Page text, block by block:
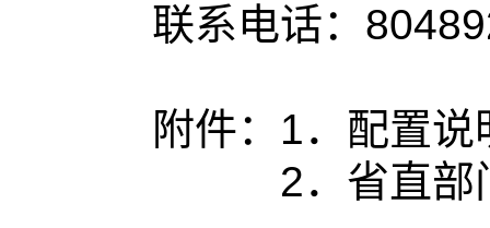
联系电话：
附件：1．配置说
2．省直部门批